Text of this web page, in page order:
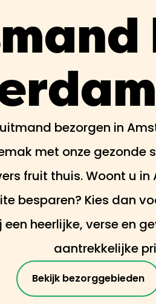
bezorgen in
met onze gezonde
fruit thuis. Woont u
besparen? Kies dan
een heerlijke, verse en
aantrekkelijke
Bekijk bezorggebieden